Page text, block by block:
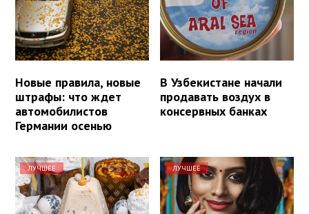
Новые правила, новые
штрафы: что ждет
автомобилистов
Германии осенью
В Узбекистане начали
продавать воздух в
консервных банках
ЛУЧШЕЕ ЛУЧШЕЕ